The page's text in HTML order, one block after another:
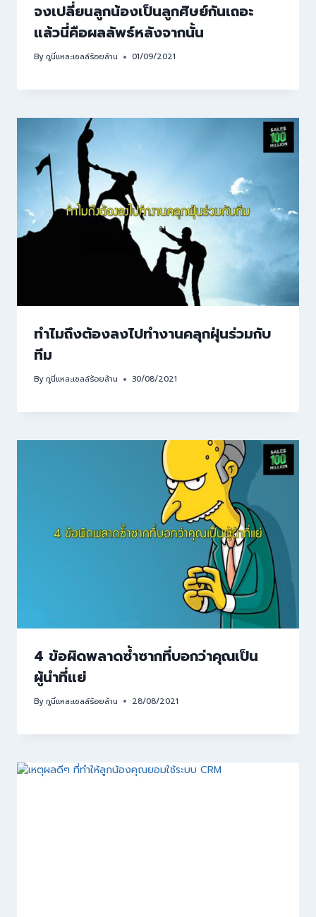
จงเปลี่ยนลูกน้องเป็นลูกศิษย์กันเถอะ
แล้วนี่คือผลลัพธ์หลังจากนั้น
Byกูนี่แหละเซลล์ร้อยล้าน 01/09/2021
ทำไมถึงต้องลงไปทำงานคลุกฝุ่นร่วมกับ
ทีม
Byกูนี่แหละเซลล์ร้อยล้าน 30/08/2021
4 ข้อผิดพลาดซ้ำซากที่บอกว่าคุณเป็น
ผู้นำที่แย่
Byกูนี่แหละเซลล์ร้อยล้าน 28/08/2021